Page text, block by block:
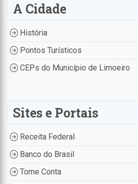
A Cidade
História
Pontos Turísticos
CEPs do Município de Limoeiro
Sites e Portais
Receita Federal
Banco do Brasil
Tome Conta